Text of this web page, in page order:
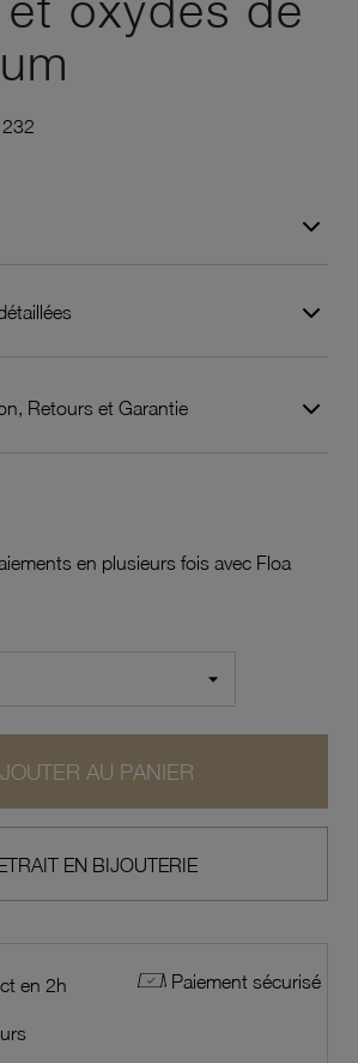
Retours et Garantie
en plusieurs fois avec Floa
AU PANIER
EN BIJOUTERIE
en 2h Paiement sécurisé